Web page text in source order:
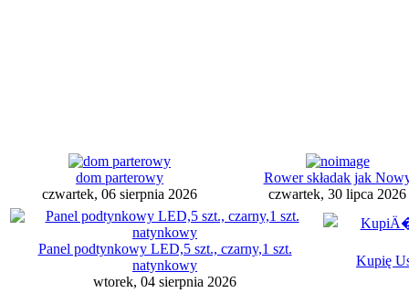
dom parterowy
czwartek, 06 sierpnia 2026
Rower składak jak
czwartek, 30 lipca 2026
Panel podtynkowy LED,5 szt., czarny,1 szt.
natynkowy
wtorek, 04 sierpnia 2026
Kupię